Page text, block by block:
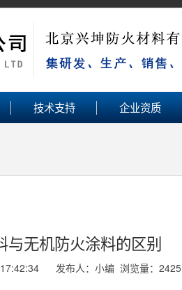
技术支持 企业资质
与无机防火涂料的区别
发布人：小编 浏览量： 2425